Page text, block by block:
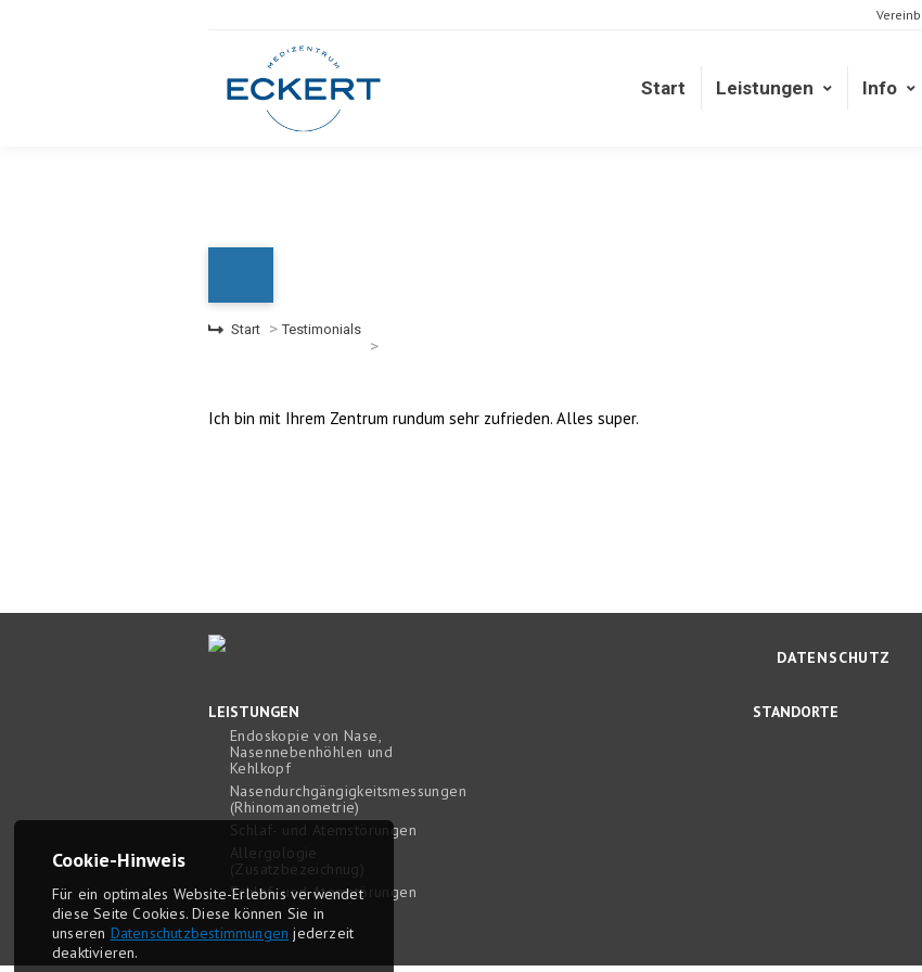
Start Leistungen Info
Sie befinden sich hier:
Start Testimonials
Ich bin mit Ihrem Zentrum rundum sehr zufrieden. Alles super.
DATENSCHUTZ
LEISTUNGEN
Endoskopie von Nase,
Nasennebenhöhlen und
Kehlkopf
Nasendurchgängigkeitsmessungen
(Rhinomanometrie)
Schlaf- und Atemstörungen
Allergologie
(Zusatzbezeichnug)
Schlaf- und Atemstörungen
STANDORTE
Cookie-Hinweis
Für ein optimales Website-Erlebnis ver­wendet
diese Seite Cookies. Diese können Sie in
unseren Daten­schutz­bestim­mungen jederzeit
deaktivieren.